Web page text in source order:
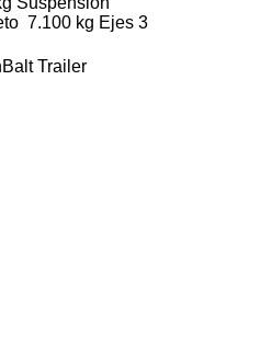
7.100 kg Ejes 3
Trailer